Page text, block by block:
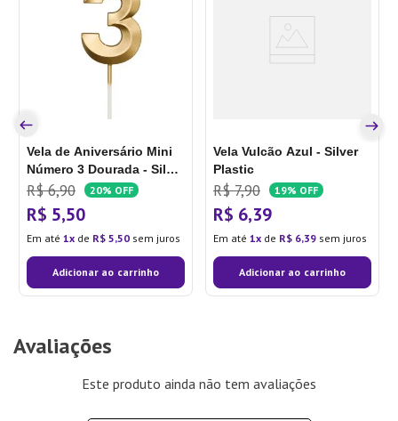
Vela de Aniversário Mini
Número 3 Dourada - Silver
Plastic
R$ 6,90 20% OFF
R$ 5,50
Em até 1 de R$ 5,50 sem juros
Adicionar ao carrinho
Vela Vulcão Azul - Silver
Plastic
R$ 7,90 19% OFF
R$ 6,39
Em até 1 de R$ 6,39 sem juros
Adicionar ao carrinho
Avaliações
Este produto ainda não tem avaliações